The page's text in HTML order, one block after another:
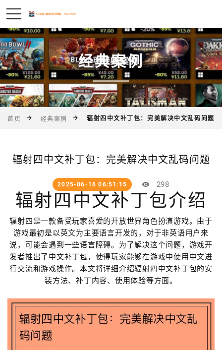
经典案例
首页 经典案例 辐射四中文补丁包：完美解决中文乱码问题
辐射四中文补丁包：完美解决中文乱码问题
2025-06-16 06:51:15 298
辐射四中文补丁包介绍
辐射四是一款备受玩家喜爱的开放世界角色扮演游戏。由于
游戏最初是以英文为主要语言开发的，对于非英语用户来
说，可能会遇到一些语言障碍。为了解决这个问题，游戏开
发者推出了中文补丁包，使得玩家能够在游戏中使用中文进
行交流和游戏操作。本文将详细介绍辐射四中文补丁包的安
装方法、补丁内容、使用体验等方面。